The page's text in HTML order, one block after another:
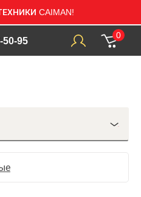
CAIMAN!
50-95
0